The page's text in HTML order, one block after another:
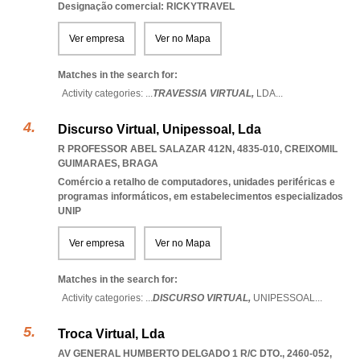
Designação comercial: RICKYTRAVEL
Ver empresa Ver no Mapa
Matches in the search for:
Activity categories: ...TRAVESSIA VIRTUAL, LDA...
Discurso Virtual, Unipessoal, Lda
R PROFESSOR ABEL SALAZAR 412N, 4835-010, CREIXOMIL
GUIMARAES, BRAGA
Comércio a retalho de computadores, unidades periféricas e
programas informáticos, em estabelecimentos especializados
UNIP
Ver empresa Ver no Mapa
Matches in the search for:
Activity categories: ...DISCURSO VIRTUAL, UNIPESSOAL...
Troca Virtual, Lda
AV GENERAL HUMBERTO DELGADO 1 R/C DTO., 2460-052,